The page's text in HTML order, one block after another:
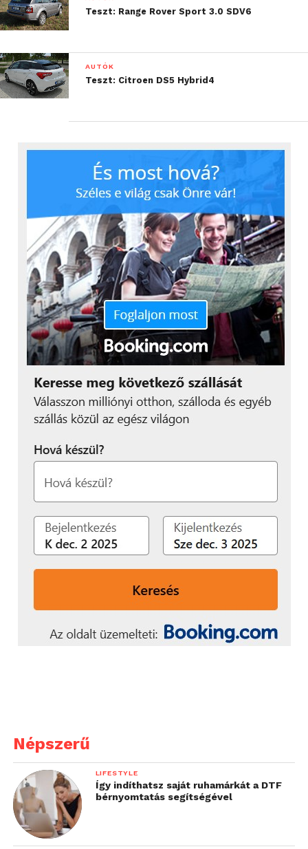
Teszt: Range Rover Sport 3.0 SDV6
AUTÓK
Teszt: Citroen DS5 Hybrid4
Népszerű
LIFESTYLE
Így indíthatsz saját ruhamárkát a DTF
bérnyomtatás segítségével